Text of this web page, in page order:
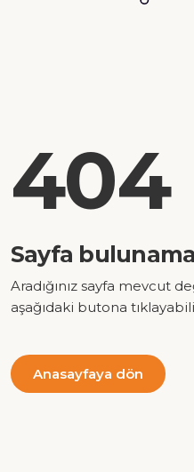
404
Sayfa
Aradığınız sayfa mevcut
aşağıdaki butona
Anasayfaya dön